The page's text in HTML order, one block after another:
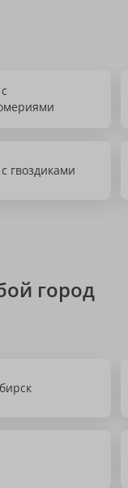
гвоздиками
город